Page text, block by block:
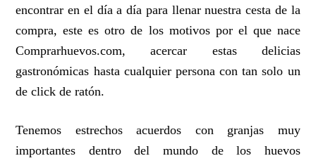
encontrar en el día a día para llenar nuestra cesta de la
compra, este es otro de los motivos por el que nace
Comprarhuevos.com, acercar estas delicias
gastronómicas hasta cualquier persona con tan solo un
de click de ratón.
Tenemos estrechos acuerdos con granjas muy
importantes dentro del mundo de los huevos